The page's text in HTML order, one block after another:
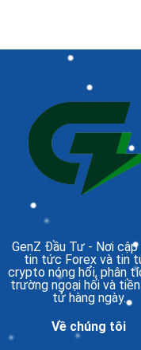
GenZ Đầu Tư - Nơi cập
tin tức Forex và tin
crypto nóng hổi, phân
trường ngoại hối và
tử hàng ngày.
Về chúng tôi